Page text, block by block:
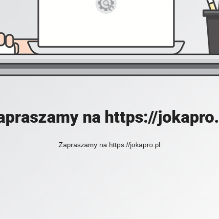
na https://
Zapraszamy na https://jokapro.pl